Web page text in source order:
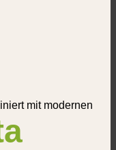
mit modernen